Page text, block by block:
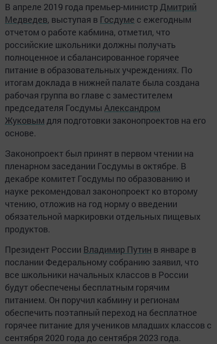
В апреле 2019 года премьер-министр Дмитрий
Медведев, выступая в Госдуме с ежегодным
отчетом о работе кабмина, отметил, что
российские школьники должны получать
полноценное и сбалансированное горячее
питание в образовательных учреждениях. По
итогам доклада в нижней палате была создана
рабочая группа во главе с заместителем
председателя Госдумы Александром
Жуковым для подготовки законопроектов на его
основе.
Законопроект был принят в первом чтении на
пленарном заседании Госдумы в октябре. В
декабре комитет Госдумы по образованию и
науке рекомендовал законопроект ко второму
чтению, отложив на год норму о введении
обязательной маркировки отдельных пищевых
продуктов.
Президент России Владимир Путин в январе в
послании Федеральному собранию заявил, что
все школьники начальных классов в России
будут обеспечены бесплатным горячим
питанием. Он поручил кабмину и регионам
обеспечить поэтапный переход на бесплатное
горячее питание для учеников младших классов с
сентября 2020 года до сентября 2023 года.